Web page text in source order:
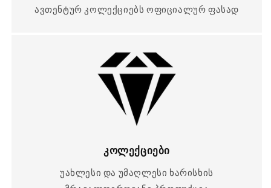
ავთენტურ კოლექციებს ოფიციალურ ფასად
კოლექციები
უახლესი და უმაღლესი ხარისხის